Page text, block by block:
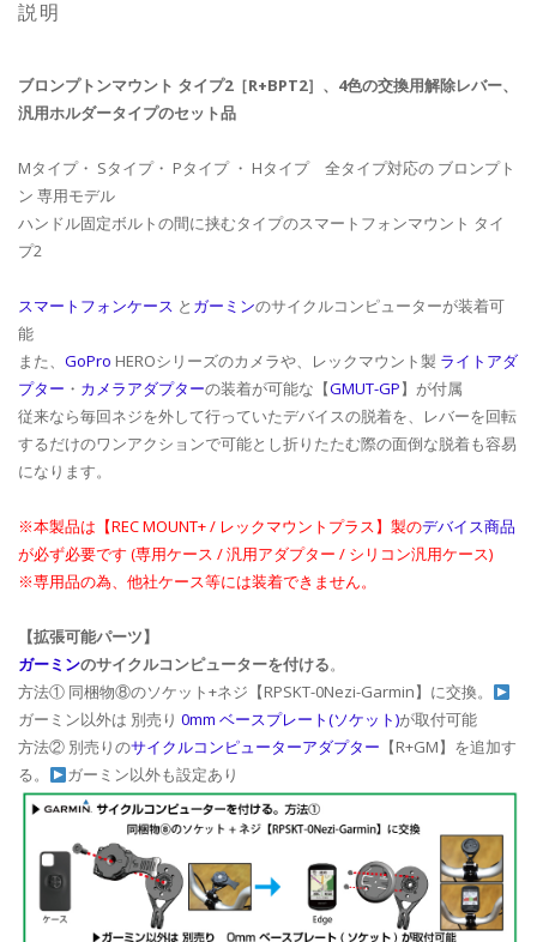
説明
ブロンプトンマウント タイプ2［R+BPT2］、4色の交換用解除レバー、
汎用ホルダータイプのセット品
Mタイプ・ Sタイプ・ Pタイプ ・ Hタイプ 全タイプ対応の ブロンプト
ン 専用モデル
ハンドル固定ボルトの間に挟むタイプのスマートフォンマウント タイ
プ2
スマートフォンケース と ガーミンのサイクルコンピューターが装着可
能
また、 GoPro HEROシリーズのカメラや、レックマウント製 ライトアダ
プター ・ カメラアダプターの装着が可能な【GMUT-GP】が付属
従来なら毎回ネジを外して行っていたデバイスの脱着を、レバーを回転
するだけのワンアクションで可能とし折りたたむ際の面倒な脱着も容易
になります。
※本製品は【REC MOUNT+ / レックマウントプラス】製のデバイス商品
が必ず必要です (専用ケース / 汎用アダプター / シリコン汎用ケース)
※専用品の為、他社ケース等には装着できません。
【拡張可能パーツ】
ガーミンのサイクルコンピューターを付ける。
方法① 同梱物⑧のソケット+ネジ【RPSKT-0Nezi-Garmin】に交換。
ガーミン以外は 別売り 0mm ベースプレート(ソケット)が取付可能
方法② 別売りのサイクルコンピューターアダプター 【R+GM】を追加す
る。
ガーミン以外も設定あり